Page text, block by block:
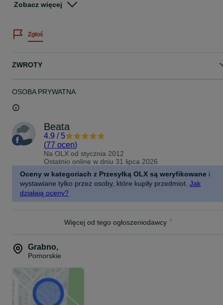
Lampa była poddana renowacji
Prezentuje się bardzo okazale co zresztą widać na zdjęciach.
Stan : dobry
Polska, lata 1900-10
Podstawa 14,5x7,5 cm
Wysokość do końca klosza jak na zdjęciu 34 cm. Przechylenie
klosza można regulować.
Zobacz więcej
Zgłoś
ZWROTY
OSOBA PRYWATNA
Beata
4.9 / 5
(77 ocen)
Na OLX od stycznia 2012
Ostatnio online w dniu 31 lipca 2026
Oceny w kategoriach z Przesyłką OLX są weryfikowane i
wystawiane tylko przez osoby, które kupiły przedmiot. Jak
działają oceny?
Więcej od tego ogłoszeniodawcy
Grabno,
Pomorskie